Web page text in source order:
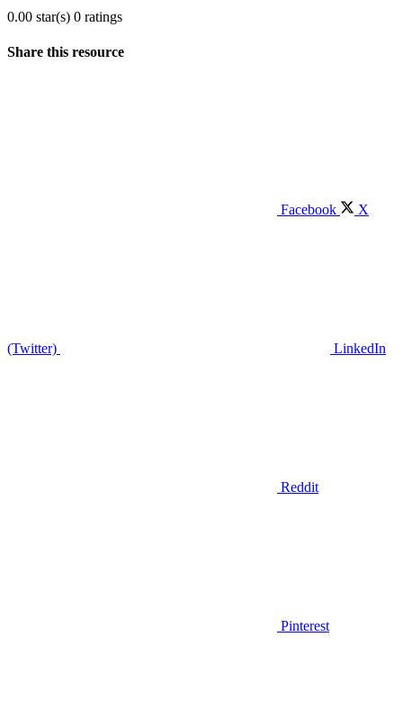
0.00 star(s) 0 ratings
Share this resource
Facebook X
(Twitter) LinkedIn
Reddit
Pinterest